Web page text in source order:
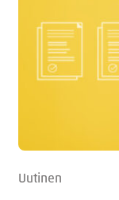
Uutinen